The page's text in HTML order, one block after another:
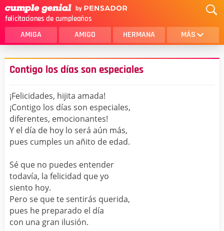
felicitaciones de cumpleaños
AMIGA AMIGO HERMANA MÁS
MAMA
AMOR
SOBRINA
HERMANO
NOVIA
TIA
ALGUIEN ESPECIAL
TODAS LAS CATEGORÍAS
Contigo los días son especiales
¡Felicidades, hijita amada!
¡Contigo los días son especiales,
diferentes, emocionantes!
Y el día de hoy lo será aún más,
pues cumples un añito de edad.
Sé que no puedes entender
todavía, la felicidad que yo
siento hoy.
Pero se que te sentirás querida,
pues he preparado el día
con una gran ilusión.